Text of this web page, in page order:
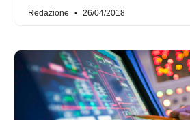
Redazione 26/04/2018